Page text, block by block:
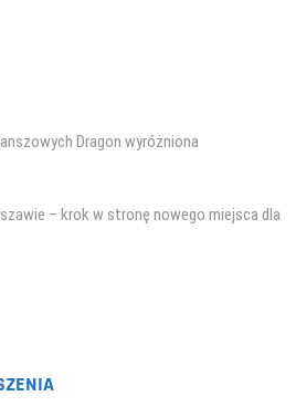
Dragon wyróżniona
– krok w stronę nowego miejsca dla